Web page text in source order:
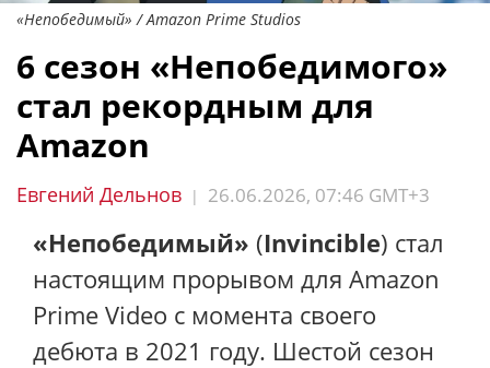
«Непобедимый» / Amazon Prime Studios
6 сезон «Непобедимого»
стал рекордным для
Amazon
Евгений Дельнов | 26.06.2026, 07:46 GMT+3
«Непобедимый» (Invincible) стал
настоящим прорывом для Amazon
Prime Video с момента своего
дебюта в 2021 году. Шестой сезон